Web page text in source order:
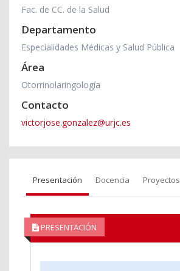
Fac. de CC. de la Salud
Departamento
Especialidades Médicas y Salud Pública
Área
Otorrinolaringología
Contacto
victorjose.gonzalez@urjc.es
Presentación Docencia Proyectos
PRESENTACIÓN